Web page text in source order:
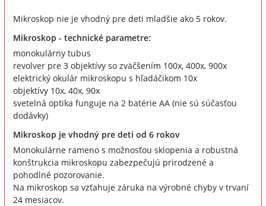
Mikroskop nie je vhodný pre deti mladšie ako 5 rokov.
Mikroskop - technické parametre:
monokulárny tubus
revolver pre 3 objektívy so zväčšením 100x, 400x, 900x
elektrický okulár mikroskopu s hľadáčikom 10x
objektívy 10x, 40x, 90x
svetelná optika funguje na 2 batérie AA (nie sú súčasťou
dodávky)
Mikroskop je vhodný pre deti od 6 rokov
Monokulárne rameno s možnosťou sklopenia a robustná
konštrukcia mikroskopu zabezpečujú prirodzené a
pohodlné pozorovanie.
Na mikroskop sa vzťahuje záruka na výrobné chyby v trvaní
24 mesiacov.